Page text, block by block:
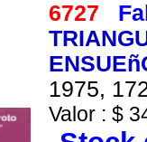
6727
1975,
Valor : $